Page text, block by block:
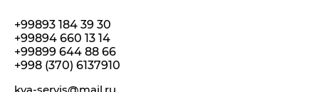
+99893 184 39 30
+99894 660 13 14
+99899 644 88 66
+998 (370) 6137910